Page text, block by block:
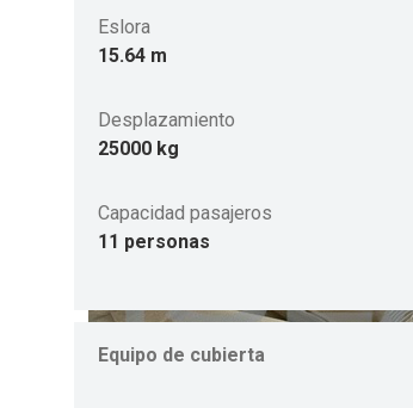
Eslora
15.64 m
Desplazamiento
25000 kg
Capacidad pasajeros
11 personas
Equipo de cubierta